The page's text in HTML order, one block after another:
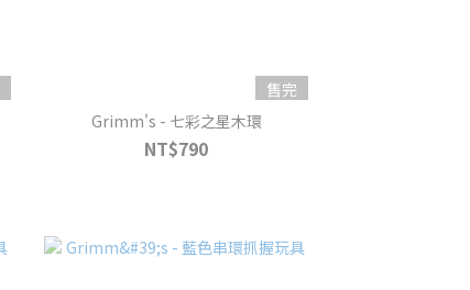
售完
Grimm's - 七彩之星木環
NT$790